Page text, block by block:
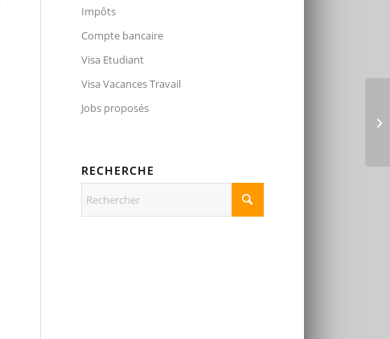
Impôts
Compte bancaire
Visa Etudiant
Visa Vacances Travail
Jobs proposés
RECHERCHE